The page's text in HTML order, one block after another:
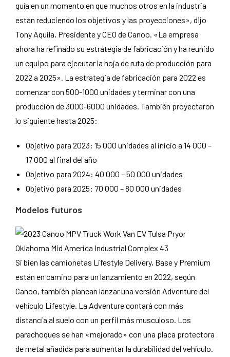
guía en un momento en que muchos otros en la industria
están reduciendo los objetivos y las proyecciones», dijo
Tony Aquila, Presidente y CEO de Canoo. «La empresa
ahora ha refinado su estrategia de fabricación y ha reunido
un equipo para ejecutar la hoja de ruta de producción para
2022 a 2025». La estrategia de fabricación para 2022 es
comenzar con 500-1000 unidades y terminar con una
producción de 3000-6000 unidades. También proyectaron
lo siguiente hasta 2025:
Objetivo para 2023: 15 000 unidades al inicio a 14 000 –
17 000 al final del año
Objetivo para 2024: 40 000 – 50 000 unidades
Objetivo para 2025: 70 000 – 80 000 unidades
Modelos futuros
Si bien las camionetas Lifestyle Delivery, Base y Premium
están en camino para un lanzamiento en 2022, según
Canoo, también planean lanzar una versión Adventure del
vehículo Lifestyle. La Adventure contará con más
distancia al suelo con un perfil más musculoso. Los
parachoques se han «mejorado» con una placa protectora
de metal añadida para aumentar la durabilidad del vehículo.